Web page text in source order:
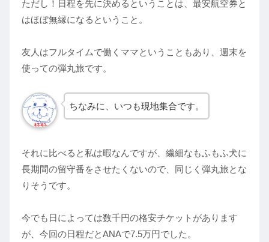
ただし！日程を先に決めるということは、最安航空券と
はほぼ無縁になるということ。
友人はフルタイムで働くママということもあり、週末を
使っての弾丸旅です。
ちなみに、いつも現地集合です。
それに比べると私は暇なんですが、繊細なもふもふ犬に
長期間の留守番をさせたくないので、同じく弾丸旅とな
りそうです。
今でも日によっては数千円の格安チケットがあります
が、今回の日程だとANAで7.5万円でした。